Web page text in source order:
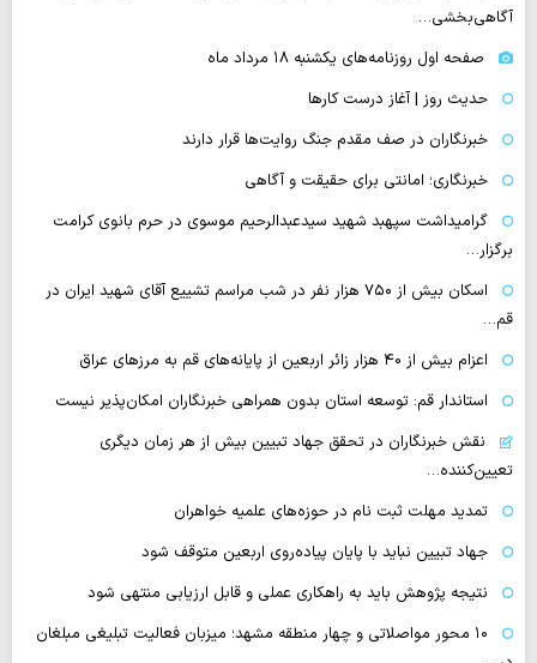
آگاهی‌بخشی…
صفحه اول روزنامه‌های یکشنبه ۱۸ مرداد ماه
حدیث روز | آغاز درست کارها
خبرنگاران در صف مقدم جنگ روایت‌ها قرار دارند
خبرنگاری؛ امانتی برای حقیقت و آگاهی
گرامیداشت سپهبد شهید سیدعبدالرحیم موسوی در حرم بانوی کرامت
برگزار…
اسکان بیش از ۷۵۰ هزار نفر در شب مراسم تشییع آقای شهید ایران در
قم…
اعزام بیش از ۴۰ هزار زائر اربعین از پایانه‌های قم به مرزهای عراق
استاندار قم: توسعه استان بدون همراهی خبرنگاران امکان‌پذیر نیست
نقش خبرنگاران در تحقق جهاد تبیین بیش از هر زمان دیگری
تعیین‌کننده…
تمدید مهلت ثبت نام در حوزه‌های علمیه خواهران
جهاد تبیین نباید با پایان پیاده‌روی اربعین متوقف شود
نتیجه پژوهش باید به راهکاری عملی و قابل ارزیابی منتهی شود
۱۰ محور مواصلاتی و چهار منطقه مشهد؛ میزبان فعالیت تبلیغی مبلغان